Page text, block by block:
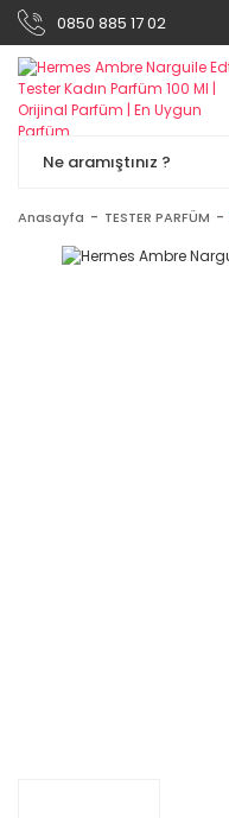
0850 885 17 02
Anasayfa TESTER PARFÜM